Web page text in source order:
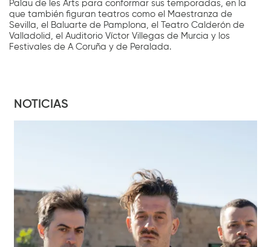
Palau de les Arts para conformar sus temporadas, en la
que también figuran teatros como el Maestranza de
Sevilla, el Baluarte de Pamplona, el Teatro Calderón de
Valladolid, el Auditorio Víctor Villegas de Murcia y los
Festivales de A Coruña y de Peralada.
NOTICIAS